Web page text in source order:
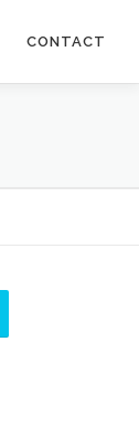
CONTACT